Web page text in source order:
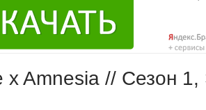
Amnesia // Сезон